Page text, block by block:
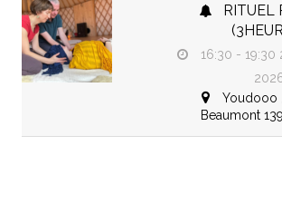
RITUEL
16:30 - 19:30
Youdooo ,
Beaumont